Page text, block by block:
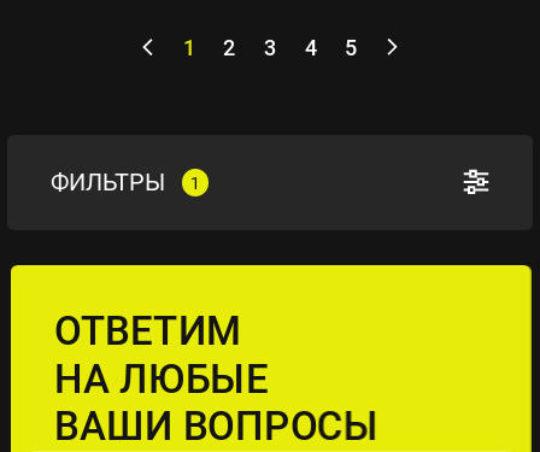
1 2 3 4 5
ФИЛЬТРЫ 1
ОТВЕТИМ
НА ЛЮБЫЕ
ВАШИ ВОПРОСЫ